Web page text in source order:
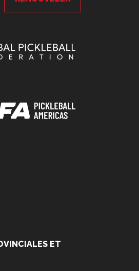
ET